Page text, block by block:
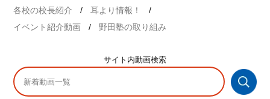
各校の校長紹介
耳より情報！
イベント紹介動画
野田塾の取り組み
サイト内動画検索